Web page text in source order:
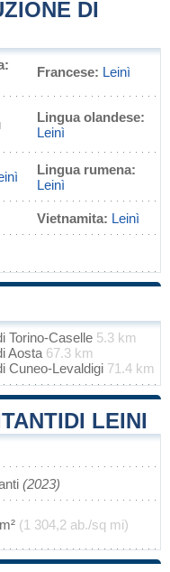
DI
Francese: Leinì
Lingua olandese:
Leinì
Lingua rumena:
Leinì
Vietnamita: Leinì
Torino-Caselle 5.3 km
Aosta 67.3 km
Cuneo-Levaldigi 71.4 km
LEINI
(2023)
(1 304,2 ab./sq mi)